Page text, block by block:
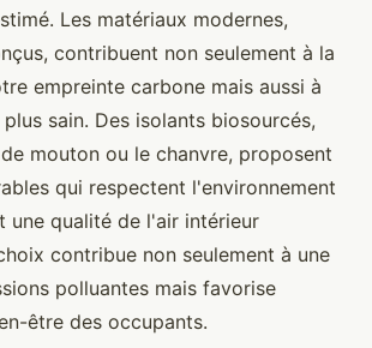
Les matériaux modernes,
contribuent non seulement à la
empreinte carbone mais aussi à
sain. Des isolants biosourcés,
mouton ou le chanvre, proposent
qui respectent l'environnement
une qualité de l'air intérieur
contribue non seulement à une
polluantes mais favorise
être des occupants.